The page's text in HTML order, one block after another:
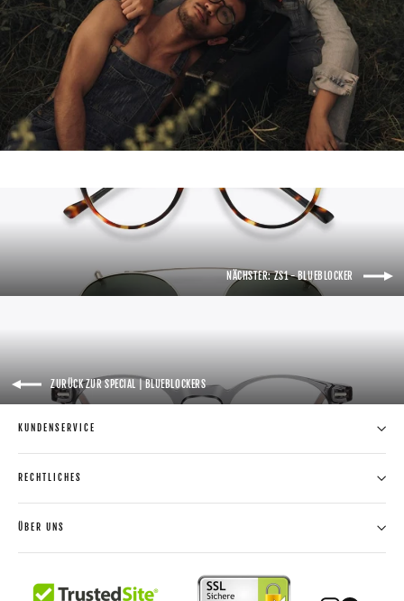
NÄCHSTER: ZS1 - BLUEBLOCKER
ZURÜCK ZUR SPECIAL | BLUEBLOCKERS
KUNDENSERVICE
RECHTLICHES
ÜBER UNS